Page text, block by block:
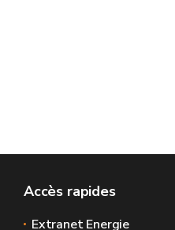
Accès rapides
Extranet Energie